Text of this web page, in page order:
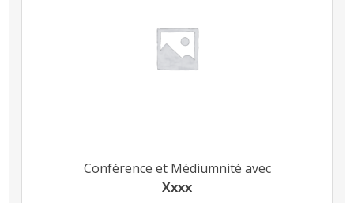
Conférence et Médiumnité avec
Xxxx